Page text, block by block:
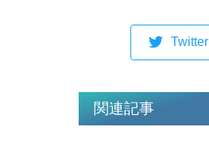
Twitter
関連記事